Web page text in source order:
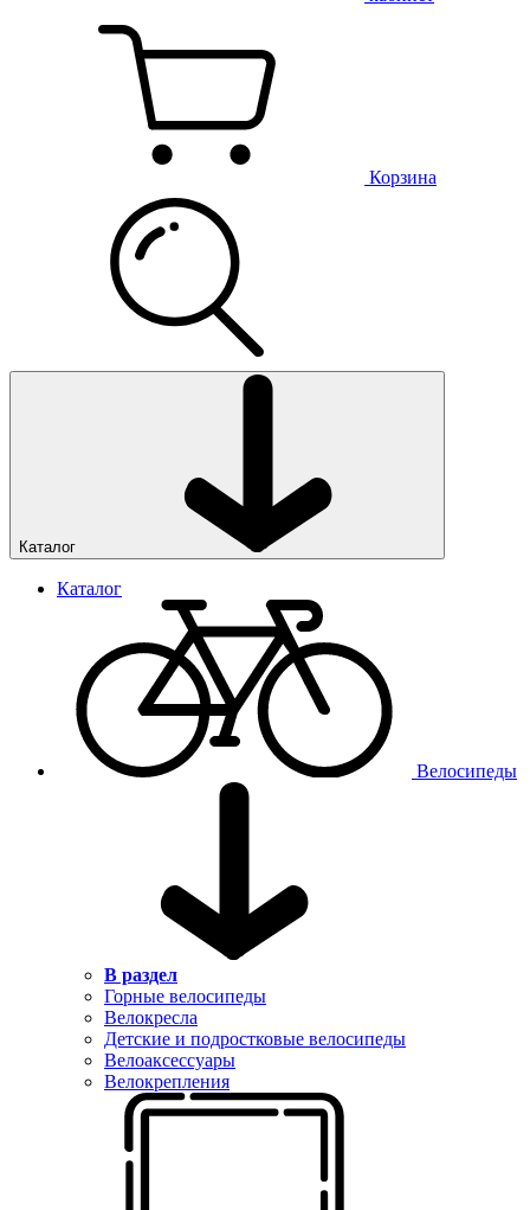
Корзина
Каталог
Каталог
Велосипеды
В раздел
Горные велосипеды
Велокресла
Детские и подростковые велосипеды
Велоаксессуары
Велокрепления